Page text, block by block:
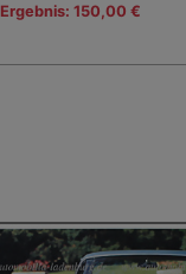
Ergebnis: 150,00 €